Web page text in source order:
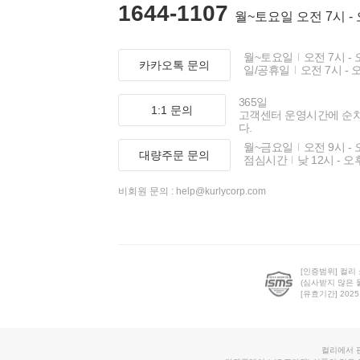
1644-1107 월~토요일 오전 7시 -
카카오톡 문의
월~토요일
오전 7시 -
일/공휴일
오전 7시 -
1:1 문의
365일
고객센터 운영시간에 순
다.
대량주문 문의
월~금요일
오전 9시 -
점심시간
낮 12시 - 오
비회원 문의 : help@kurlycorp.com
[인증범위] 컬리
(심사받지 않은
[유효기간]
컬리에서